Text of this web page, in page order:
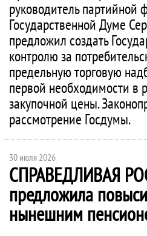
руководитель партийной
Государственной Думе
предложил создать
контролю за
предельную торговую
первой необходимости в
закупочной цены.
рассмотрение Госдумы.
30 июля 2026
СПРАВЕДЛИВАЯ
предложила
нынешним